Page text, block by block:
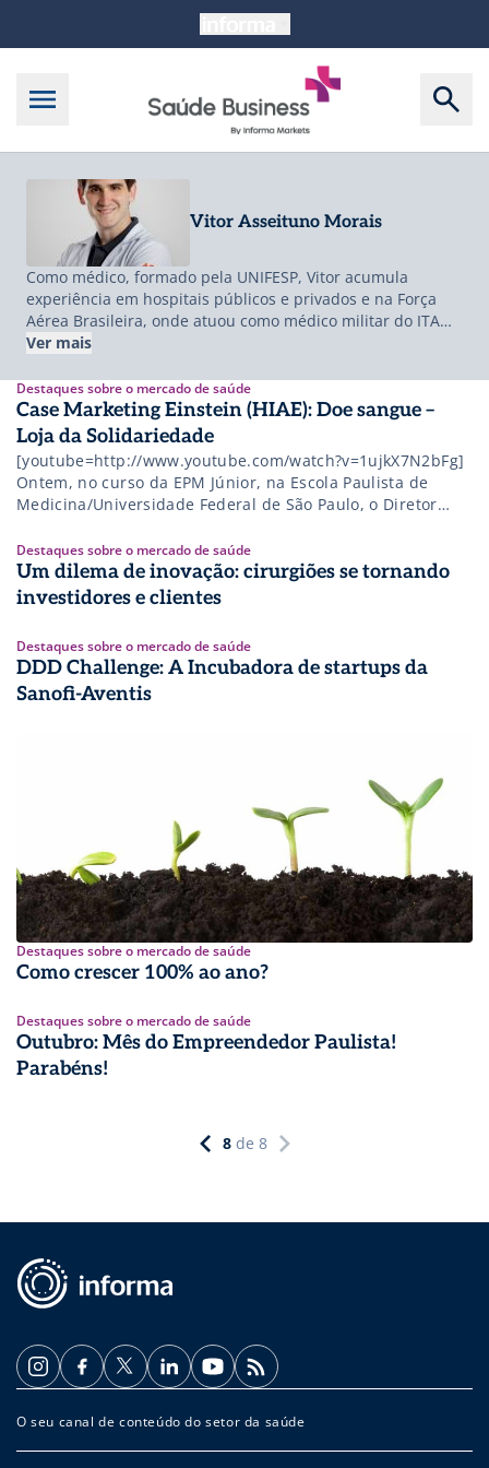
Vitor Asseituno Morais
Como médico, formado pela UNIFESP, Vitor acumula
experiência em hospitais públicos e privados e na Força
Aérea Brasileira, onde atuou como médico militar do ITA
(Instituto Tecnológico de Aeronáutica). Com MBA em
experiência em venture capital para startups em early
stage no Brasil e nos EUA. Em 2018 Vitor e Guilherme
Berardo fundaram a Sami, onde Vitor atua como
presidente.
Ver mais
Destaques sobre o mercado de saúde
Case Marketing Einstein (HIAE): Doe sangue –
Loja da Solidariedade
[youtube=http://www.youtube.com/watch?v=1ujkX7N2bFg]
Ontem, no curso da EPM Júnior, na Escola Paulista de
Medicina/Universidade Federal de São Paulo, o Diretor
Beneficente Israelita Albert Einstein finalizou sua palestra
com esse fantástico vídeo da nova campanha do Einstein
para incentivar a doação de sangue. Se os estoques vão
Destaques sobre o mercado de saúde
Um dilema de inovação: cirurgiões se tornando
investidores e clientes
Destaques sobre o mercado de saúde
DDD Challenge: A Incubadora de startups da
Sanofi-Aventis
Destaques sobre o mercado de saúde
Como crescer 100% ao ano?
Destaques sobre o mercado de saúde
Outubro: Mês do Empreendedor Paulista!
Parabéns!
8 de 8
O seu canal de conteúdo do setor da saúde